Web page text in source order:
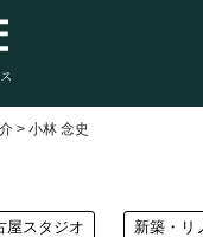
>小林 念史
屋スタジオ 新築・リ